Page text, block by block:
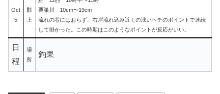
Oct
5
郡
上
栗巣川 10cm〜19cm
流れの芯にはおらず、右岸流れ込み近くの浅いヘチのポイントで連続
して掛かった。この時期はこのようなポイントが反応がいい。
日
程
場
所
釣果